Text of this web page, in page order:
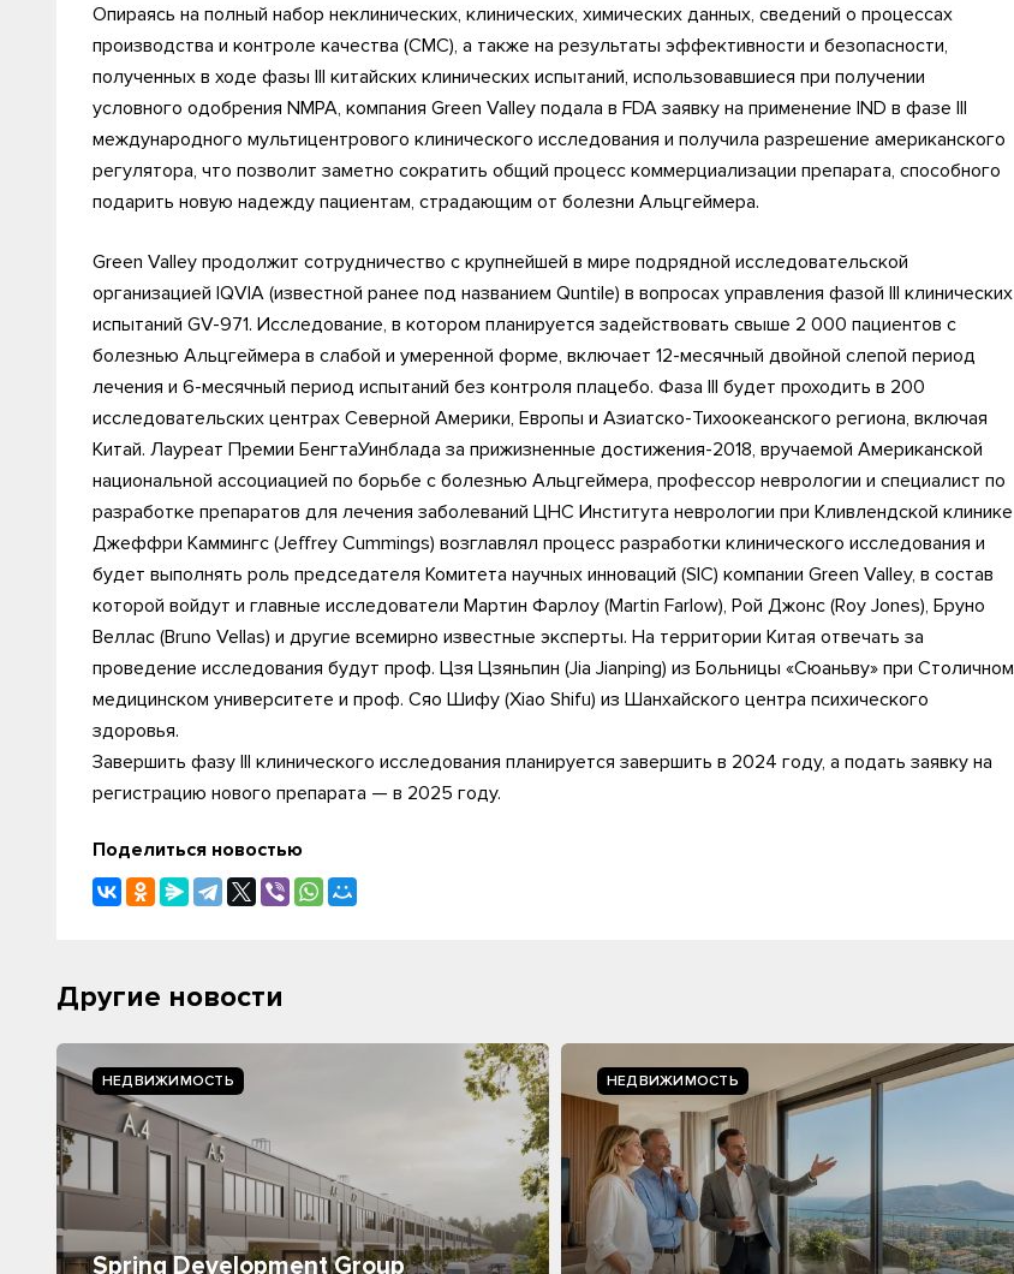
Опираясь на полный набор неклинических, клинических, химических данных, сведений о процессах
производства и контроле качества (СМС), а также на результаты эффективности и безопасности,
полученных в ходе фазы III китайских клинических испытаний, использовавшиеся при получении
условного одобрения NMPA, компания Green Valley подала в FDA заявку на применение IND в фазе III
международного мультицентрового клинического исследования и получила разрешение американского
регулятора, что позволит заметно сократить общий процесс коммерциализации препарата, способного
подарить новую надежду пациентам, страдающим от болезни Альцгеймера.
Green Valley продолжит сотрудничество с крупнейшей в мире подрядной исследовательской
организацией IQVIA (известной ранее под названием Quntile) в вопросах управления фазой III клинических
испытаний GV-971. Исследование, в котором планируется задействовать свыше 2 000 пациентов с
болезнью Альцгеймера в слабой и умеренной форме, включает 12-месячный двойной слепой период
лечения и 6-месячный период испытаний без контроля плацебо. Фаза III будет проходить в 200
исследовательских центрах Северной Америки, Европы и Азиатско-Тихоокеанского региона, включая
Китай. Лауреат Премии БенгтаУинблада за прижизненные достижения-2018, вручаемой Американской
национальной ассоциацией по борьбе с болезнью Альцгеймера, профессор неврологии и специалист по
разработке препаратов для лечения заболеваний ЦНС Института неврологии при Кливлендской клинике
Джеффри Каммингс (Jeffrey Cummings) возглавлял процесс разработки клинического исследования и
будет выполнять роль председателя Комитета научных инноваций (SIC) компании Green Valley, в состав
которой войдут и главные исследователи Мартин Фарлоу (Martin Farlow), Рой Джонс (Roy Jones), Бруно
Веллас (Bruno Vellas) и другие всемирно известные эксперты. На территории Китая отвечать за
проведение исследования будут проф. Цзя Цзяньпин (Jia Jianping) из Больницы «Сюаньву» при Столичном
медицинском университете и проф. Сяо Шифу (Xiao Shifu) из Шанхайского центра психического
здоровья.
Завершить фазу III клинического исследования планируется завершить в 2024 году, а подать заявку на
регистрацию нового препарата — в 2025 году.
Поделиться новостью
Другие новости
НЕДВИЖИМОСТЬ
Spring Development Group
НЕДВИЖИМОСТЬ